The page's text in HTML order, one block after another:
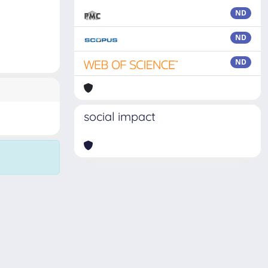
ND
ND
ND
social impact